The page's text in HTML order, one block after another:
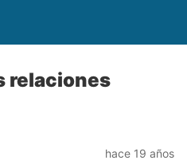
relaciones
hace 19 años